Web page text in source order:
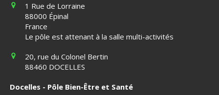
1 Rue de Lorraine
88000 Épinal
France
Le pôle est attenant à la salle multi-activités
20, rue du Colonel Bertin
88460 DOCELLES
Docelles - Pôle Bien-Être et Santé